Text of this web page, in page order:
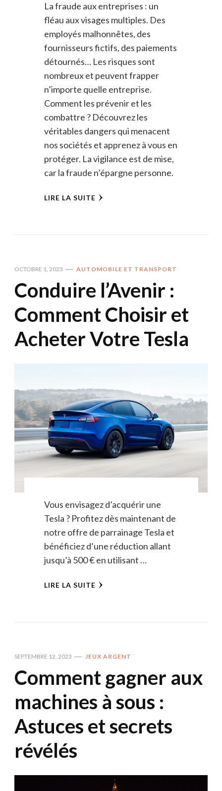
La fraude aux entreprises : un
fléau aux visages multiples. Des
employés malhonnêtes, des
fournisseurs fictifs, des paiements
détournés… Les risques sont
nombreux et peuvent frapper
n’importe quelle entreprise.
Comment les prévenir et les
combattre ? Découvrez les
véritables dangers qui menacent
nos sociétés et apprenez à vous en
protéger. La vigilance est de mise,
car la fraude n’épargne personne.
LIRE LA SUITE
OCTOBRE 1, 2023 AUTOMOBILE ET TRANSPORT
Conduire l’Avenir :
Comment Choisir et
Acheter Votre Tesla
Vous envisagez d’acquérir une
Tesla ? Profitez dès maintenant de
notre offre de parrainage Tesla et
bénéficiez d’une réduction allant
jusqu’à 500 € en utilisant …
LIRE LA SUITE
SEPTEMBRE 12, 2023 JEUX ARGENT
Comment gagner aux
machines à sous :
Astuces et secrets
révélés